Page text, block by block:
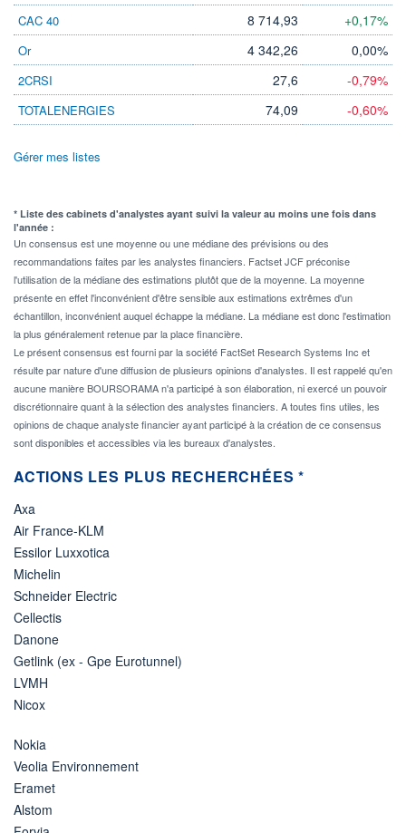
CAC 40 8 714,93 +0,17%
Or 4 342,26 0,00%
2CRSI 27,6 -0,79%
TOTALENERGIES 74,09 -0,60%
Gérer mes listes
* Liste des cabinets d'analystes ayant suivi la valeur au moins une fois dans
l'année :
Un consensus est une moyenne ou une médiane des prévisions ou des
recommandations faites par les analystes financiers. Factset JCF préconise
l'utilisation de la médiane des estimations plutôt que de la moyenne. La moyenne
présente en effet l'inconvénient d'être sensible aux estimations extrêmes d'un
échantillon, inconvénient auquel échappe la médiane. La médiane est donc l'estimation
la plus généralement retenue par la place financière.
Le présent consensus est fourni par la société FactSet Research Systems Inc et
résulte par nature d'une diffusion de plusieurs opinions d'analystes. Il est rappelé qu'en
aucune manière BOURSORAMA n'a participé à son élaboration, ni exercé un pouvoir
discrétionnaire quant à la sélection des analystes financiers. A toutes fins utiles, les
opinions de chaque analyste financier ayant participé à la création de ce consensus
sont disponibles et accessibles via les bureaux d'analystes.
ACTIONS LES PLUS RECHERCHÉES *
Axa
Air France-KLM
Essilor Luxxotica
Michelin
Schneider Electric
Cellectis
Danone
Getlink (ex - Gpe Eurotunnel)
LVMH
Nicox
Nokia
Veolia Environnement
Eramet
Alstom